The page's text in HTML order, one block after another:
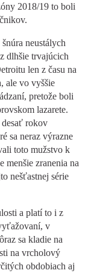
2018/19 to boli
neustálych
dlhšie trvajúcich
len z času na
ale vo vyššie
pretože boli
lazarete.
desať rokov
sa neraz výrazne
toto mužstvo k
menšie zranenia na
nešťastnej série
a platí to i z
v
sa kladie na
na vrcholový
obdobiach aj